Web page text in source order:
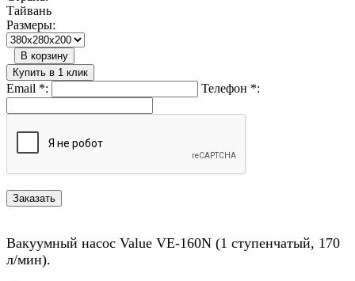
Тайвань
Размеры:
В корзину
Купить в 1 клик
Email *: Телефон *:
Вакуумный насос Value VE-160N (1 ступенчатый, 170
л/мин).